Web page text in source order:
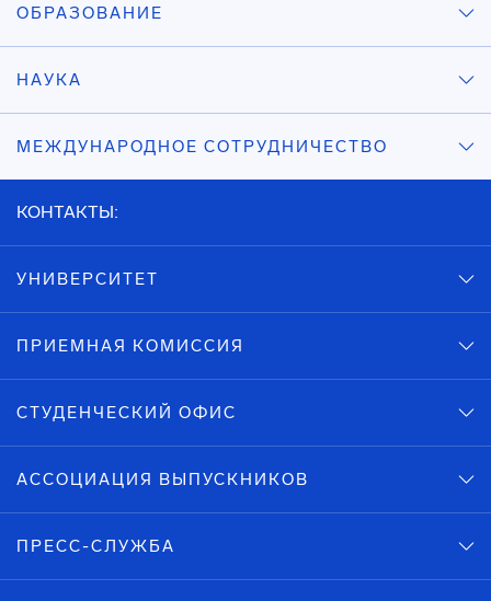
ОБРАЗОВАНИЕ
НАУКА
МЕЖДУНАРОДНОЕ СОТРУДНИЧЕСТВО
КОНТАКТЫ:
УНИВЕРСИТЕТ
ПРИЕМНАЯ КОМИССИЯ
СТУДЕНЧЕСКИЙ ОФИС
АССОЦИАЦИЯ ВЫПУСКНИКОВ
ПРЕСС-СЛУЖБА